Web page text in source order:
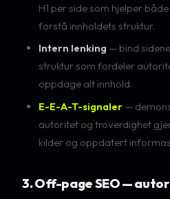
H1 per side som hjelper
forstå innholdets struktur.
Intern lenking — bind
struktur som fordeler
oppdage alt innhold.
E-E-A-T-signaler —
autoritet og troverdighet
kilder og oppdatert
3. Off-page SEO —